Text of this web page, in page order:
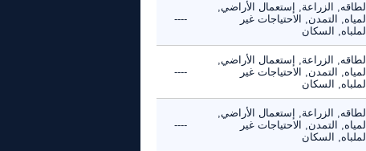
الطاقه, الزراعة, إستعمال الأراضي,
المياه, التمدن, الاحتياجات غير
الملباه, السكان
----
الطاقه, الزراعة, إستعمال الأراضي,
المياه, التمدن, الاحتياجات غير
الملباه, السكان
----
الطاقه, الزراعة, إستعمال الأراضي,
المياه, التمدن, الاحتياجات غير
الملباه, السكان
----